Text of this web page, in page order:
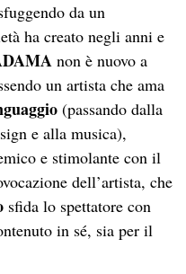
da un
ha creato negli anni e
non è nuovo a
un artista che ama
(passando dalla
e alla musica),
e stimolante con il
dell’artista, che
sfida lo spettatore con
in sé, sia per il